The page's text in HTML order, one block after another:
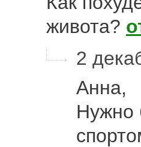
живота?
2
Анна,
Нужно